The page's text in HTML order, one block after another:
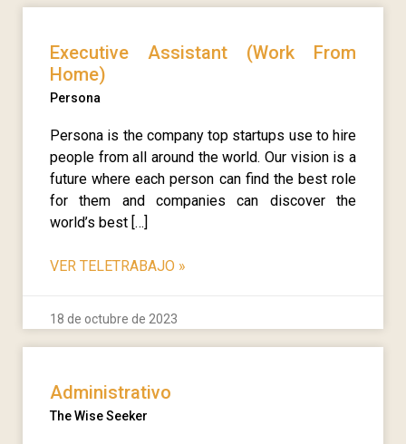
Executive Assistant (Work From
Home)
Persona
Persona is the company top startups use to hire
people from all around the world. Our vision is a
future where each person can find the best role
for them and companies can discover the
world’s best […]
VER TELETRABAJO »
18 de octubre de 2023
Administrativo
The Wise Seeker